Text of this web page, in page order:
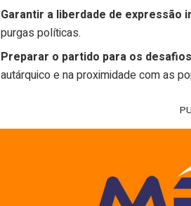
Garantir a liberdade de expressão
purgas políticas.
Preparar o partido para os
autárquico e na proximidade com as